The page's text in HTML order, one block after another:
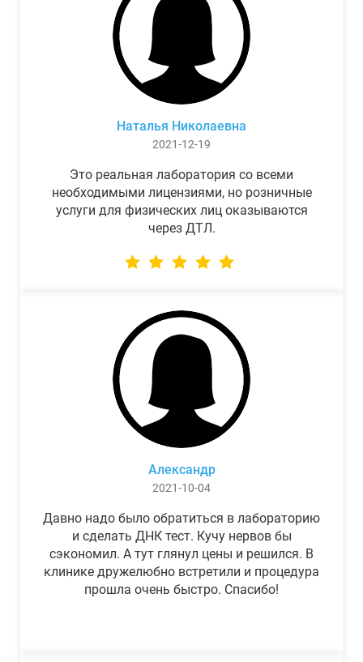
Наталья Николаевна
2021-12-19
Это реальная лаборатория со всеми
необходимыми лицензиями, но розничные
услуги для физических лиц оказываются
через ДТЛ.
Александр
2021-10-04
Давно надо было обратиться в лабораторию
и сделать ДНК тест. Кучу нервов бы
сэкономил. А тут глянул цены и решился. В
клинике дружелюбно встретили и процедура
прошла очень быстро. Спасибо!